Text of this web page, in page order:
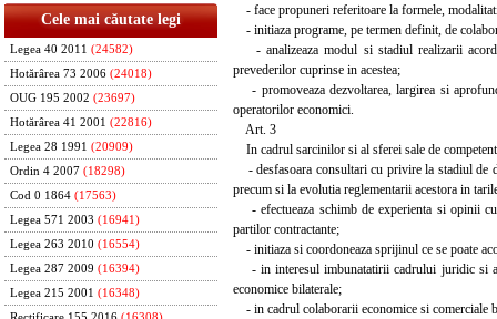
Cele mai căutate legi
Legea 40 2011 (24582)
Hotărârea 73 2006 (24018)
OUG 195 2002 (23697)
Hotărârea 41 2001 (22816)
Legea 28 1991 (20909)
Ordin 4 2007 (18298)
Cod 0 1864 (17563)
Legea 571 2003 (16941)
Legea 263 2010 (16554)
Legea 287 2009 (16394)
Legea 215 2001 (16348)
- face propuneri referitoare la formele,
- initiaza programe, pe termen definit, de
- analizeaza modul si stadiul realizarii
prevederilor cuprinse in acestea;
- promoveaza dezvoltarea, largirea si
operatorilor economici.
Art. 3
In cadrul sarcinilor si al sferei sale de
- desfasoara consultari cu privire la stadiul de
precum si la evolutia reglementarii acestora in
- efectueaza schimb de experienta si opinii
partilor contractante;
- initiaza si coordoneaza sprijinul ce se poate
- in interesul imbunatatirii cadrului juridic si a
economice bilaterale;
- in cadrul colaborarii economice si comerciale